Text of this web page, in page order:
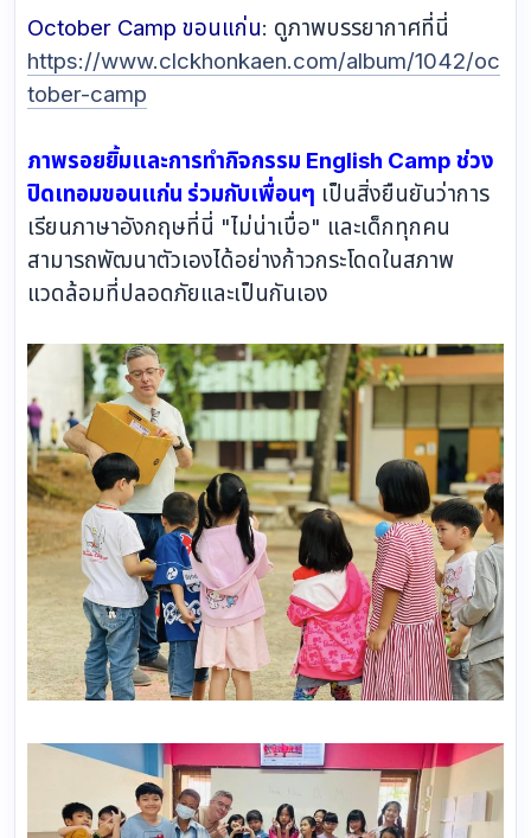
October Camp ขอนแก่น: ดูภาพบรรยากาศที่นี่
https://www.clckhonkaen.com/album/1042/oc
tober-camp
ภาพรอยยิ้มและการทำกิจกรรม English Camp ช่วง
ปิดเทอมขอนแก่น ร่วมกับเพื่อนๆ เป็นสิ่งยืนยันว่าการ
เรียนภาษาอังกฤษที่นี่ "ไม่น่าเบื่อ" และเด็กทุกคน
สามารถพัฒนาตัวเองได้อย่างก้าวกระโดดในสภาพ
แวดล้อมที่ปลอดภัยและเป็นกันเอง